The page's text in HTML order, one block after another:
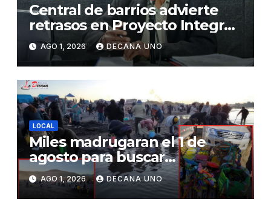
Central de barrios advierte
retrasos en Proyecto Integral
de Agua y Alcantarillado para
Juliaca
AGO 1, 2026 DECANA UNO
LOCAL
Miles madrugaran el 1 de
agosto para buscar
piedrecillas en los ríos y
realizar la challa por la
AGO 1, 2026 DECANA UNO